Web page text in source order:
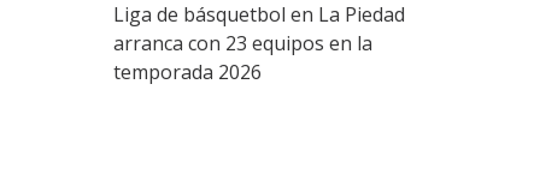
Liga de básquetbol en La Piedad
arranca con 23 equipos en la
temporada 2026